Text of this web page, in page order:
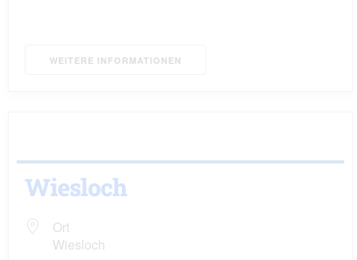
WEITERE INFORMATIONEN
Wiesloch
Ort
Wiesloch